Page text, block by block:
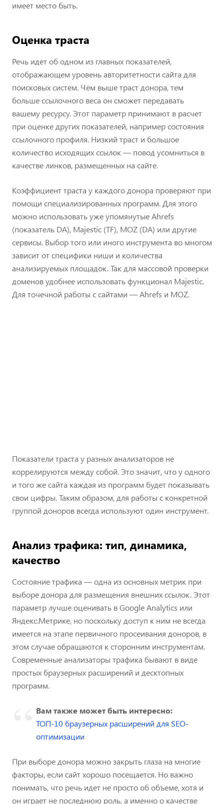
имеет место быть.
Оценка траста
Речь идет об одном из главных показателей,
отображающем уровень авторитетности сайта для
поисковых систем. Чем выше траст донора, тем
больше ссылочного веса он сможет передавать
вашему ресурсу. Этот параметр принимают в расчет
при оценке других показателей, например состояния
ссылочного профиля. Низкий траст и большое
количество исходящих ссылок — повод усомниться в
качестве линков, размещенных на сайте.
Коэффициент траста у каждого донора проверяют при
помощи специализированных программ. Для этого
можно использовать уже упомянутые Ahrefs
(показатель DA), Majestic (TF), MOZ (DA) или другие
сервисы. Выбор того или иного инструмента во многом
зависит от специфики ниши и количества
анализируемых площадок. Так для массовой проверки
доменов удобнее использовать функционал Majestic.
Для точечной работы с сайтами — Ahrefs и MOZ.
Показатели траста у разных анализаторов не
коррелируются между собой. Это значит, что у одного
и того же сайта каждая из программ будет показывать
свои цифры. Таким образом, для работы с конкретной
группой доноров всегда используют один инструмент.
Анализ трафика: тип, динамика,
качество
Состояние трафика — одна из основных метрик при
выборе донора для размещения внешних ссылок. Этот
параметр лучше оценивать в Google Analytics или
Яндекс.Метрике, но поскольку доступ к ним не всегда
имеется на этапе первичного просеивания доноров, в
этом случае обращаются к сторонним инструментам.
Современные анализаторы трафика бывают в виде
простых браузерных расширений и десктопных
программ.
Вам также может быть интересно:
ТОП-10 браузерных расширений для SEO-
оптимизации
При выборе донора можно закрыть глаза на многие
факторы, если сайт хорошо посещается. Но важно
понимать, что речь идет не просто об объеме, хотя и
он играет не последнюю роль, а именно о качестве